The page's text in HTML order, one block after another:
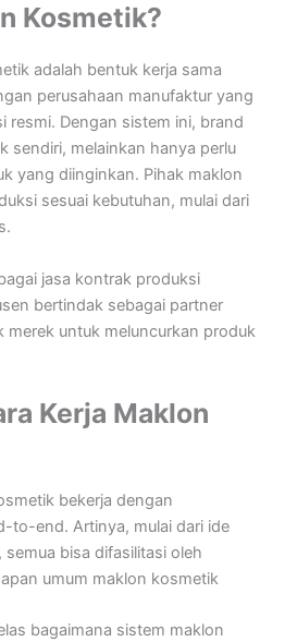
Kosmetik?
adalah bentuk kerja sama
perusahaan manufaktur yang
resmi. Dengan sistem ini, brand
sendiri, melainkan hanya perlu
yang diinginkan. Pihak maklon
sesuai kebutuhan, mulai dari
jasa kontrak produksi
bertindak sebagai partner
merek untuk meluncurkan produk
Kerja Maklon
bekerja dengan
to-end. Artinya, mulai dari ide
bisa difasilitasi oleh
umum maklon kosmetik
bagaimana sistem maklon